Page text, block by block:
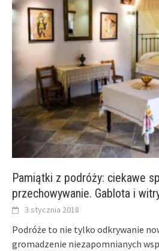
Pamiątki z podróży: ciekawe
przechowywanie. Gablota i
3 stycznia 2018
Podróże to nie tylko odkrywanie
gromadzenie niezapomnianych